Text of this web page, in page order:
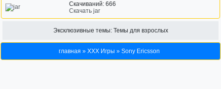
Скачиваний: 666
Скачать jar
Эксклюзивные темы: Темы для взрослых
главная » XXX Игры » Sony Ericsson